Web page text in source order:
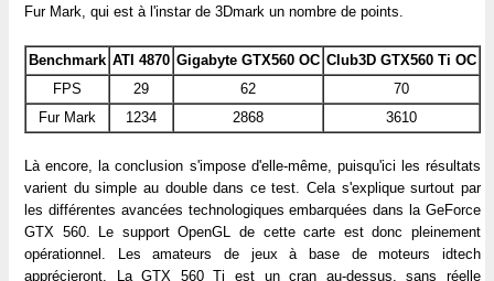
Fur Mark, qui est à l'instar de 3Dmark un nombre de points.
Benchmark ATI 4870 Gigabyte GTX560 OC Club3D GTX560 Ti OC
FPS
29 62
70
Fur Mark
1234 2868 3610
Là encore, la conclusion s'impose d'elle-même, puisqu'ici les résultats
varient du simple au double dans ce test. Cela s'explique surtout par
les différentes avancées technologiques embarquées dans la GeForce
GTX 560. Le support OpenGL de cette carte est donc pleinement
opérationnel. Les amateurs de jeux à base de moteurs idtech
apprécieront. La GTX 560 Ti est un cran au-dessus, sans réelle